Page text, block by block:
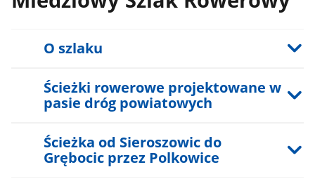
O szlaku
Ścieżki rowerowe projektowane w
pasie dróg powiatowych
Ścieżka od Sieroszowic do
Grębocic przez Polkowice